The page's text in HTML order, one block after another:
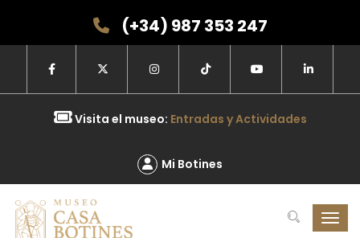
(+34) 987 353 247
Visita el museo: Entradas y Actividades
Mi Botines